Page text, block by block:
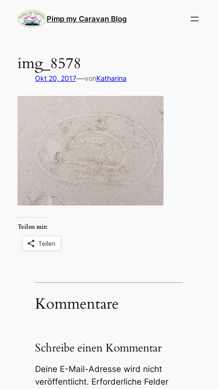
Pimp my Caravan Blog
img_8578
Okt 20, 2017—vonKatharina
Teilen mit:
Teilen
Kommentare
Schreibe einen Kommentar
Deine E-Mail-Adresse wird nicht
veröffentlicht. Erforderliche Felder